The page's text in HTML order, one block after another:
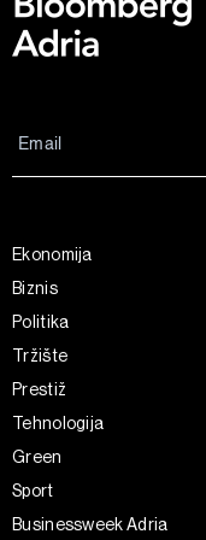
Ekonomija
Biznis
Politika
Tržište
Prestiž
Tehnologija
Green
Sport
Businessweek Adria